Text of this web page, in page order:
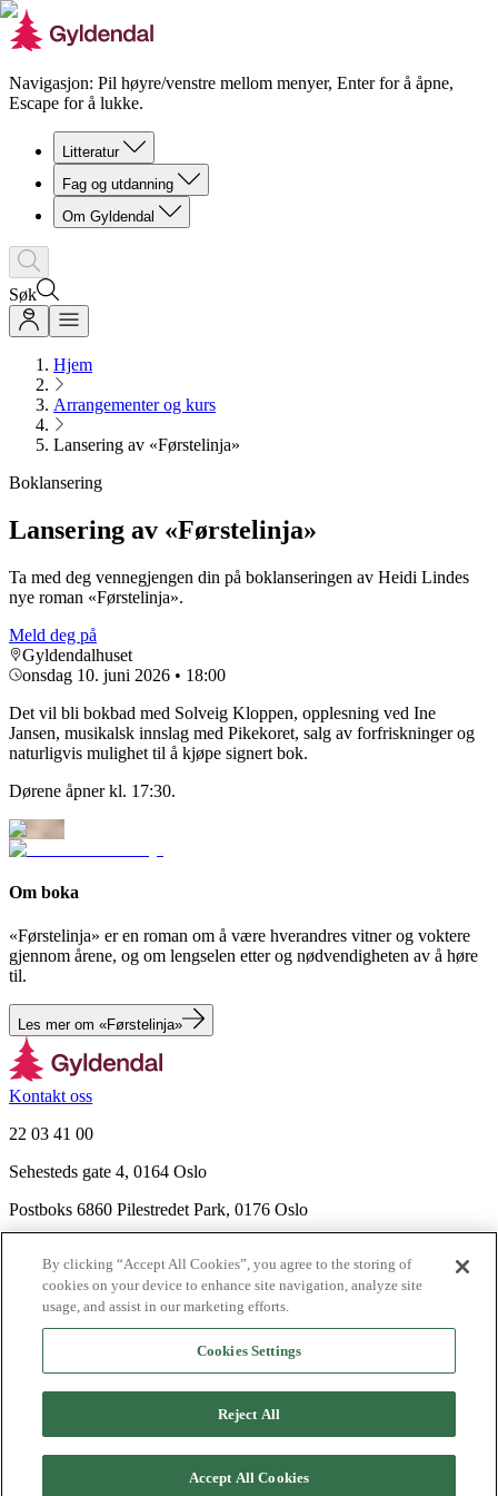
Navigasjon: Pil høyre/venstre mellom menyer, Enter for å åpne,
Escape for å lukke.
Litteratur
Fag og utdanning
Om Gyldendal
Søk
Hjem
Arrangementer og kurs
Lansering av «Førstelinja»
Boklansering
Lansering av «Førstelinja»
Ta med deg vennegjengen din på boklanseringen av Heidi Lindes
nye roman «Førstelinja».
Meld deg på
Gyldendalhuset
onsdag 10. juni 2026 • 18:00
Det vil bli bokbad med Solveig Kloppen, opplesning ved Ine
Jansen, musikalsk innslag med Pikekoret, salg av forfriskninger og
naturligvis mulighet til å kjøpe signert bok.
Dørene åpner kl. 17:30.
Om boka
«Førstelinja» er en roman om å være hverandres vitner og voktere
gjennom årene, og om lengselen etter og nødvendigheten av å høre
til.
Les mer om «Førstelinja»
Kontakt oss
22 03 41 00
Sehesteds gate 4, 0164 Oslo
Postboks 6860 Pilestredet Park, 0176 Oslo
Nyhetsbrev
Ledige stillinger
Send inn manus
Agency
By clicking “Accept All Cookies”, you agree to the storing of
cookies on your device to enhance site navigation, analyze site
usage, and assist in our marketing efforts.
Cookies Settings
Reject All
Accept All Cookies